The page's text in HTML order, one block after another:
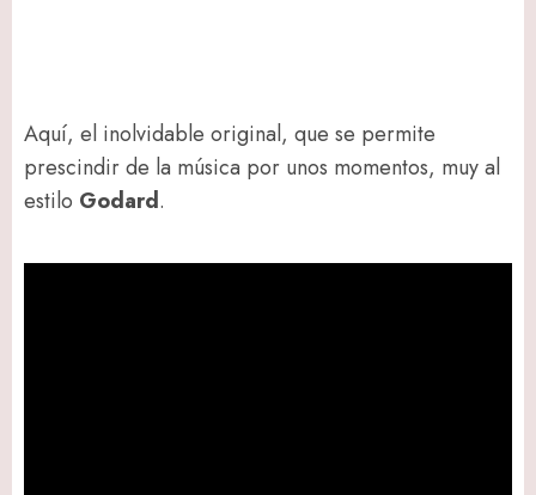
Aquí, el inolvidable original, que se permite
prescindir de la música por unos momentos, muy al
estilo Godard.